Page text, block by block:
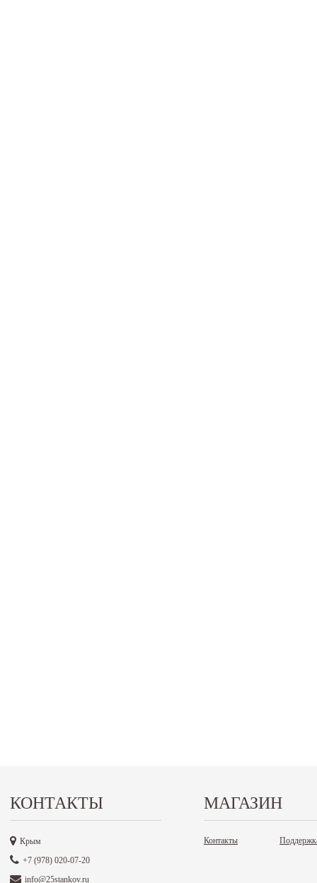
КОНТАКТЫ
Крым
+7 (978) 020-07-20
info@25stankov.ru
МАГАЗИН
Контакты